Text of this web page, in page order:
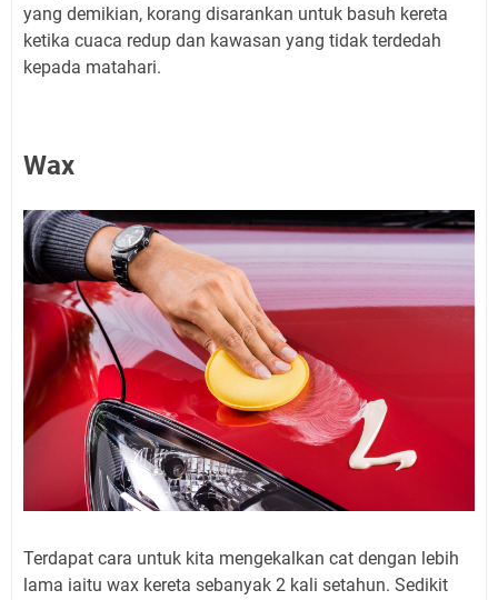
yang demikian, korang disarankan untuk basuh kereta
ketika cuaca redup dan kawasan yang tidak terdedah
kepada matahari.
Wax
Terdapat cara untuk kita mengekalkan cat dengan lebih
lama iaitu wax kereta sebanyak 2 kali setahun. Sedikit